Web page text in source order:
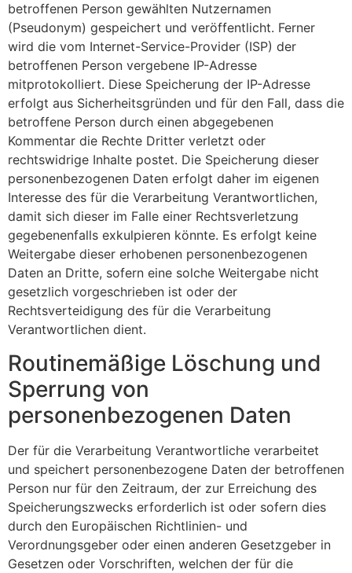
betroffenen Person gewählten Nutzernamen
(Pseudonym) gespeichert und veröffentlicht. Ferner
wird die vom Internet-Service-Provider (ISP) der
betroffenen Person vergebene IP-Adresse
mitprotokolliert. Diese Speicherung der IP-Adresse
erfolgt aus Sicherheitsgründen und für den Fall, dass die
betroffene Person durch einen abgegebenen
Kommentar die Rechte Dritter verletzt oder
rechtswidrige Inhalte postet. Die Speicherung dieser
personenbezogenen Daten erfolgt daher im eigenen
Interesse des für die Verarbeitung Verantwortlichen,
damit sich dieser im Falle einer Rechtsverletzung
gegebenenfalls exkulpieren könnte. Es erfolgt keine
Weitergabe dieser erhobenen personenbezogenen
Daten an Dritte, sofern eine solche Weitergabe nicht
gesetzlich vorgeschrieben ist oder der
Rechtsverteidigung des für die Verarbeitung
Verantwortlichen dient.
Routinemäßige Löschung und
Sperrung von
personenbezogenen Daten
Der für die Verarbeitung Verantwortliche verarbeitet
und speichert personenbezogene Daten der betroffenen
Person nur für den Zeitraum, der zur Erreichung des
Speicherungszwecks erforderlich ist oder sofern dies
durch den Europäischen Richtlinien- und
Verordnungsgeber oder einen anderen Gesetzgeber in
Gesetzen oder Vorschriften, welchen der für die